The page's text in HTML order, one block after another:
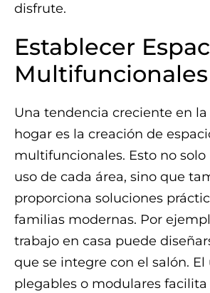
disfrute.
Establecer
Multifuncionales
Una tendencia creciente en
hogar es la creación de
multifuncionales. Esto no
uso de cada área, sino que
proporciona soluciones
familias modernas. Por
trabajo en casa puede
que se integre con el salón.
plegables o modulares facilita